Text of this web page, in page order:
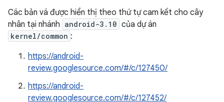
Các bản vá được hiển thị theo thứ tự cam kết cho cây
nhân tại nhánh android-3.10 của dự án
kernel/common :
https://android-
review.googlesource.com/#/c/127450/
https://android-
review.googlesource.com/#/c/127452/